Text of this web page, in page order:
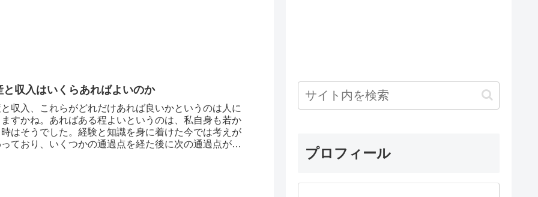
と収入はいくらあればよいのか
収入、これらがどれだけあれば良いかというのは人に
ますかね。あればある程よいというのは、私自身も若か
時はそうでした。経験と知識を身に着けた今では考えが
ており、いくつかの通過点を経た後に次の通過点が見
プロフィール